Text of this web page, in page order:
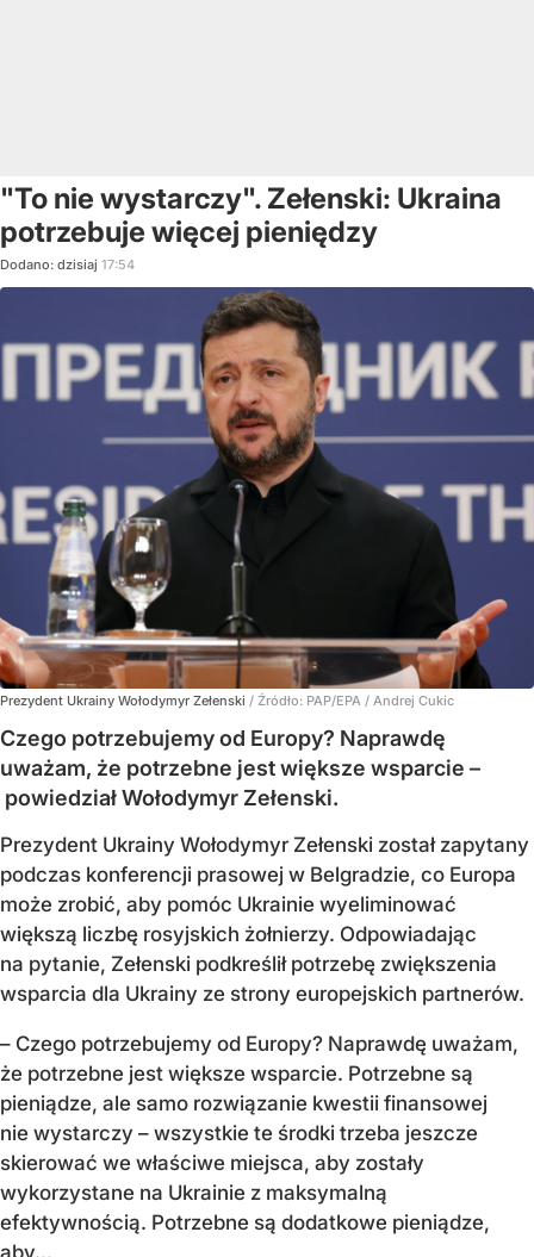
"To nie wystarczy". Zełenski: Ukraina
potrzebuje więcej pieniędzy
Dodano: dzisiaj 17:54
Prezydent Ukrainy Wołodymyr Zełenski / Źródło: PAP/EPA / Andrej Cukic
Czego potrzebujemy od Europy? Naprawdę
uważam, że potrzebne jest większe wsparcie –
powiedział Wołodymyr Zełenski.
Prezydent Ukrainy Wołodymyr Zełenski został zapytany
podczas konferencji prasowej w Belgradzie, co Europa
może zrobić, aby pomóc Ukrainie wyeliminować
większą liczbę rosyjskich żołnierzy. Odpowiadając
na pytanie, Zełenski podkreślił potrzebę zwiększenia
wsparcia dla Ukrainy ze strony europejskich partnerów.
– Czego potrzebujemy od Europy? Naprawdę uważam,
że potrzebne jest większe wsparcie. Potrzebne są
pieniądze, ale samo rozwiązanie kwestii finansowej
nie wystarczy – wszystkie te środki trzeba jeszcze
skierować we właściwe miejsca, aby zostały
wykorzystane na Ukrainie z maksymalną
efektywnością. Potrzebne są dodatkowe pieniądze,
aby...